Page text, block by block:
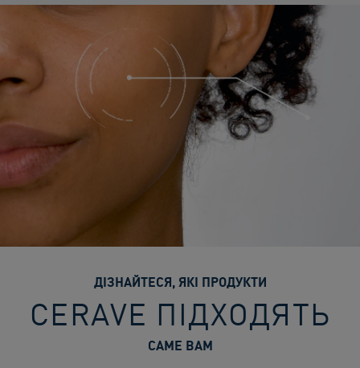
ДІЗНАЙТЕСЯ, ЯКІ ПРОДУКТИ
CERAVE ПІДХОДЯТЬ
САМЕ ВАМ